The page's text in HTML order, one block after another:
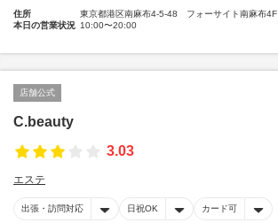
住所
東京都港区南麻布4-5-48 フォーサイト南麻布4F
本日の営業状況 10:00〜20:00
店舗公式
C.beauty
3.03
エステ
出張・訪問対応 日祝OK カード可